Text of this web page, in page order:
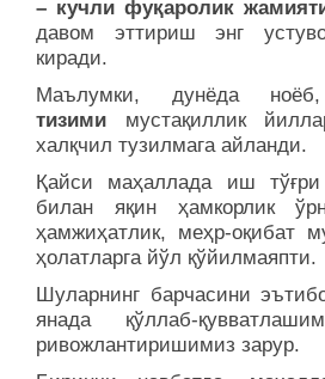
– кучли фуқаролик
давом эттириш энг
киради.
Маълумки, дунёда
тизими мустақиллик
халқчил тузилмага айланди.
Қайси маҳаллада иш
билан яқин ҳамкорлик
ҳамжиҳатлик, меҳр-оқибат
ҳолатларга йўл қўйилмаяпти.
Шуларнинг барчасини
янада қўллаб-
ривожлантиришимиз зарур.